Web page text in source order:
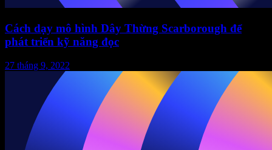
Cách dạy mô hình Dây Thừng Scarborough để
phát triển kỹ năng đọc
27 tháng 9, 2022